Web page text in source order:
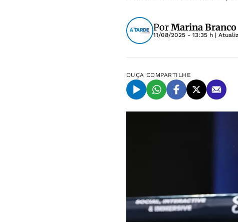
PorMarina Branco
11/08/2025 - 13:35 h |
OUÇA COMPARTILHE